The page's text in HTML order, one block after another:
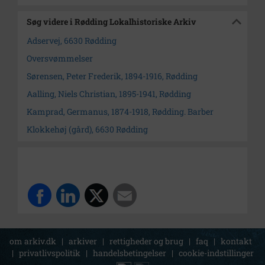
Søg videre i Rødding Lokalhistoriske Arkiv
Adservej, 6630 Rødding
Oversvømmelser
Sørensen, Peter Frederik, 1894-1916, Rødding
Aalling, Niels Christian, 1895-1941, Rødding
Kamprad, Germanus, 1874-1918, Rødding. Barber
Klokkehøj (gård), 6630 Rødding
om arkiv.dk | arkiver | rettigheder og brug | faq | kontakt
| privatlivspolitik | handelsbetingelser | cookie-indstillinger